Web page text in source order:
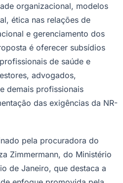
organizacional, modelos
ética nas relações de
e gerenciamento dos
é oferecer subsídios
de saúde e
advogados,
demais profissionais
das exigências da NR-
pela procuradora do
Zimmermann, do Ministério
de Janeiro, que destaca a